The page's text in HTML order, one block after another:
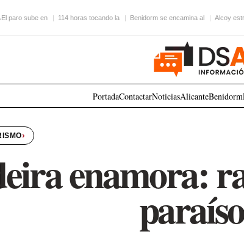
El paro sube en 114 horas tocando la Benidorm se encamina al Alcoy
PortadaContactarNoticiasAlicanteBenidorm
›
enamora: